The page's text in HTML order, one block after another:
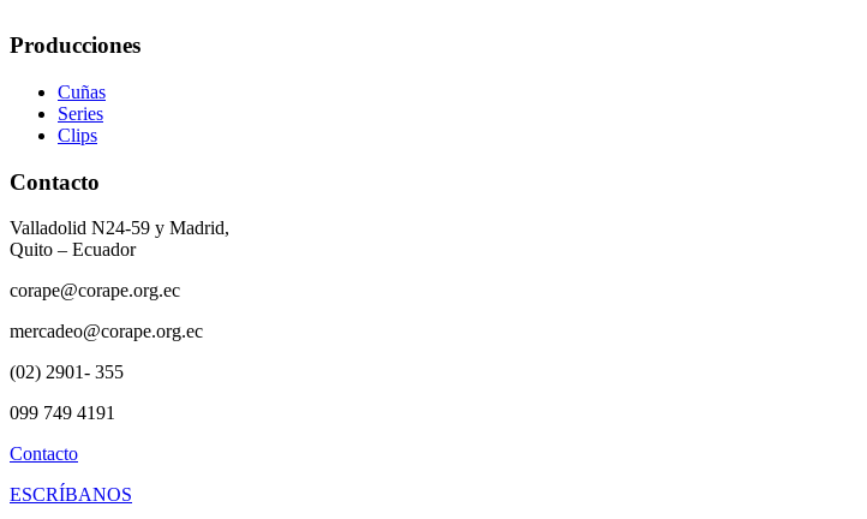
Producciones
Cuñas
Series
Clips
Contacto
Valladolid N24-59 y Madrid,
Quito – Ecuador
corape@corape.org.ec
mercadeo@corape.org.ec
(02) 2901- 355
099 749 4191
Contacto
ESCRÍBANOS